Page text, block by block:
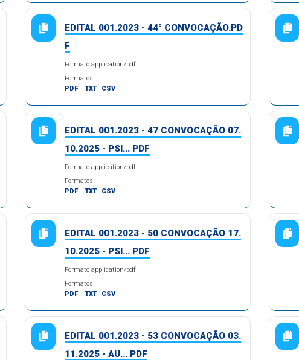
EDITAL 001.2023 - 44° CONVOCAÇÃO.PD
F
Formato application/pdf
Formatos
PDF
TXT CSV
EDITAL 001.2023 - 47 CONVOCAÇÃO 07.
10.2025 - PSI... PDF
Formato application/pdf
Formatos
PDF
TXT CSV
EDITAL 001.2023 - 50 CONVOCAÇÃO 17.
10.2025 - PSI... PDF
Formato application/pdf
Formatos
PDF
TXT CSV
EDITAL 001.2023 - 53 CONVOCAÇÃO 03.
11.2025 - AU... PDF